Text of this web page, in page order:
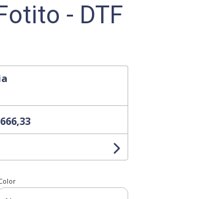
- DTF